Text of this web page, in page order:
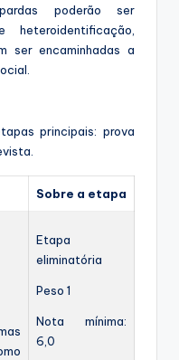
poderão ser
ser encaminhadas a
principais: prova
Sobre a etapa
Etapa
eliminatória
Peso 1
Nota mínima:
6,0